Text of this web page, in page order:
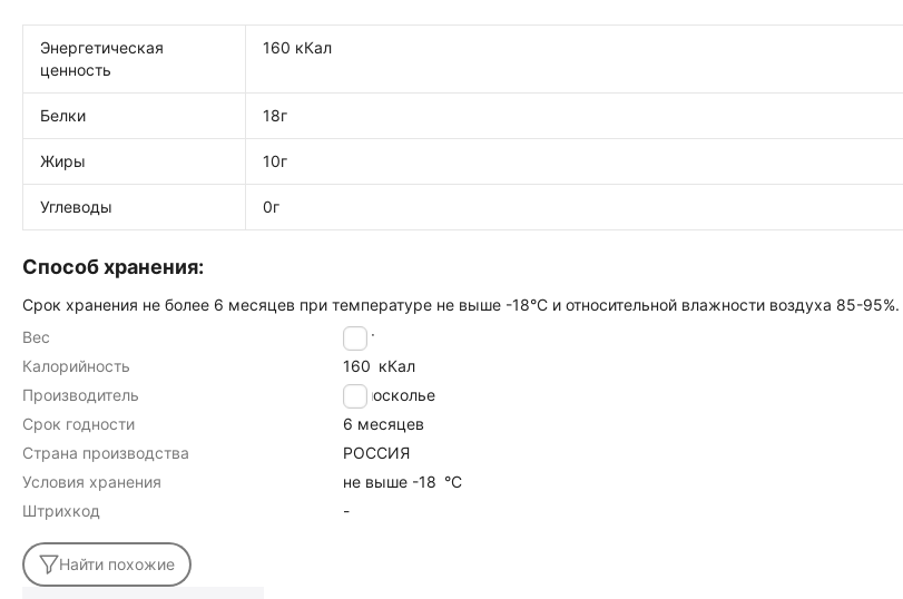
Энергетическая
ценность
160 кКал
Белки 18г
Жиры 10г
Углеводы 0г
Способ хранения:
Срок хранения не более 6 месяцев при температуре не выше -18°C и относительной влажности воздуха 85-95%.
Вес
1
кг
Калорийность
160 кКал
Производитель
Приосколье
Срок годности
6 месяцев
Страна производства
РОССИЯ
Условия хранения
не выше -18 °C
Штрихкод
-
Найти похожие